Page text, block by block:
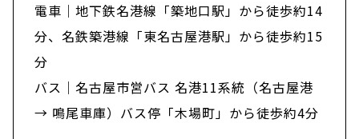
電車｜地下鉄名港線「築地口駅」から徒歩約14
分、名鉄築港線「東名古屋港駅」から徒歩約15
分
バス｜名古屋市営バス 名港11系統（名古屋港
→ 鳴尾車庫）バス停「木場町」から徒歩約4分